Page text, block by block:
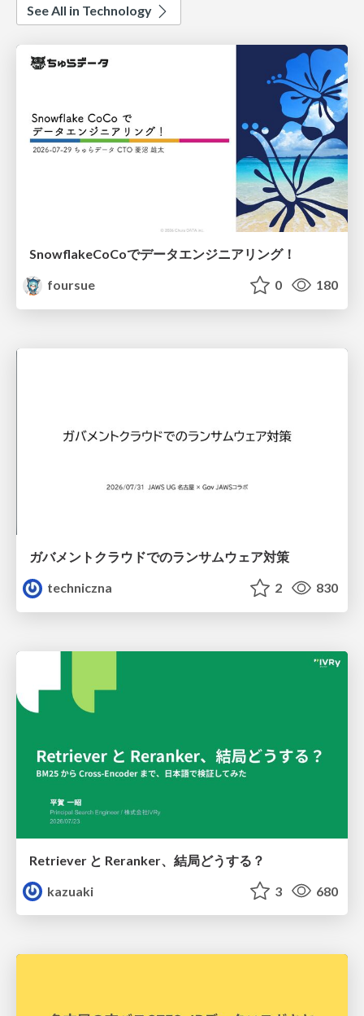
See All in Technology
SnowflakeCoCoでデータエンジニアリング！
foursue
0 180
ガバメントクラウドでのランサムウェア対策
techniczna
2 830
Retriever と Reranker、結局どうする？
kazuaki
3 680